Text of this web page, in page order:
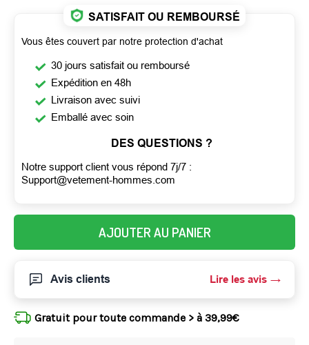
SATISFAIT OU REMBOURSÉ
Vous êtes couvert par notre protection d'achat
30 jours satisfait ou remboursé
Expédition en 48h
Livraison avec suivi
Emballé avec soin
DES QUESTIONS ?
Notre support client vous répond 7j/7 :
Support@vetement-hommes.com
AJOUTER AU PANIER
Avis clients Lire les avis
Gratuit pour toute commande > à 39,99€